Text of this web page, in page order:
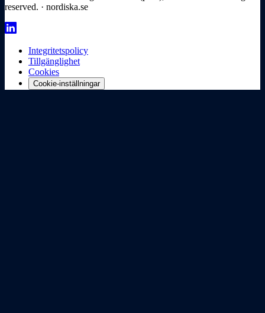
reserved. · nordiska.se
Integritetspolicy
Tillgänglighet
Cookies
Cookie-inställningar